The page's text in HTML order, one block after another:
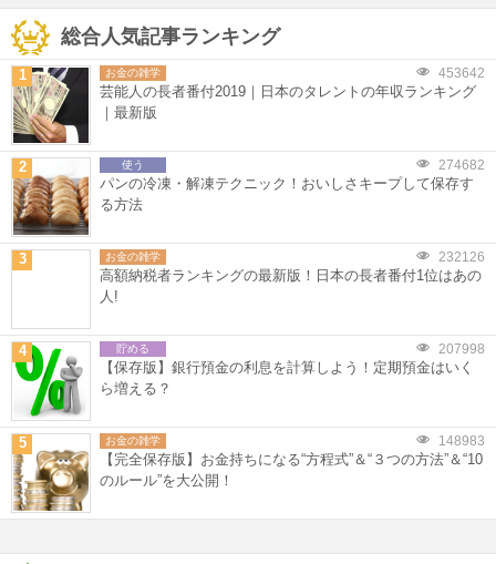
総合人気記事ランキング
1 お金の雑学 453642
芸能人の長者番付2019｜日本のタレントの年収ランキング
｜最新版
2 使う 274682
パンの冷凍・解凍テクニック！おいしさキープして保存す
る方法
3 お金の雑学 232126
高額納税者ランキングの最新版！日本の長者番付1位はあの
人!
4 貯める 207998
【保存版】銀行預金の利息を計算しよう！定期預金はいく
ら増える？
5 お金の雑学 148983
【完全保存版】お金持ちになる“方程式”＆“３つの方法”＆“10
のルール”を大公開！